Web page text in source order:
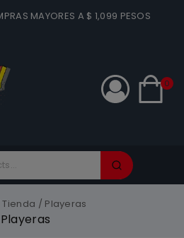
MAYORES A $ 1,099 PESOS
0
Tienda / Playeras
Playeras